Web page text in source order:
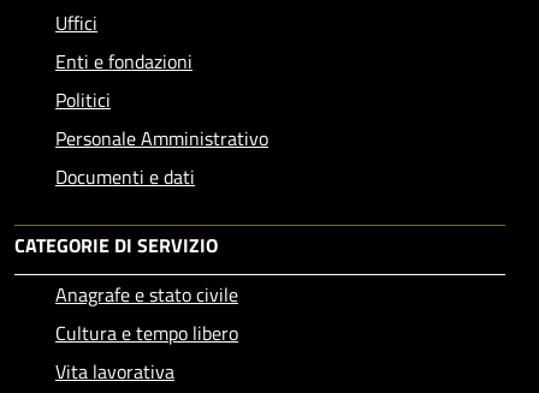
Uffici
Enti e fondazioni
Politici
Personale Amministrativo
Documenti e dati
CATEGORIE DI SERVIZIO
Anagrafe e stato civile
Cultura e tempo libero
Vita lavorativa